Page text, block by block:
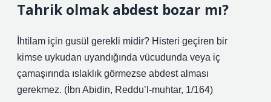
Tahrik olmak abdest bozar mı?
İhtilam için gusül gerekli midir? Histeri geçiren bir
kimse uykudan uyandığında vücudunda veya iç
çamaşırında ıslaklık görmezse abdest alması
gerekmez. (İbn Abidin, Reddu’l-muhtar, 1/164)